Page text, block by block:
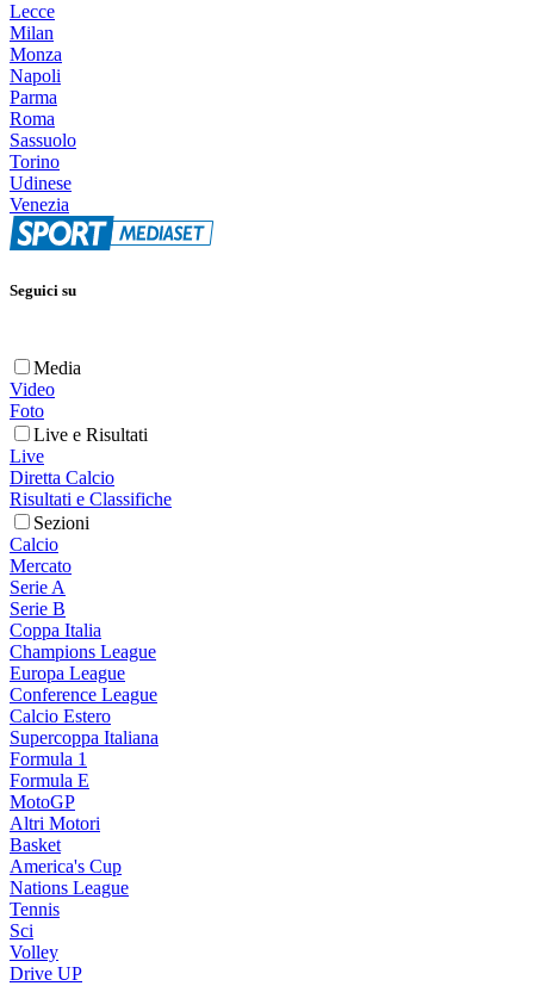
Lecce
Milan
Monza
Napoli
Parma
Roma
Sassuolo
Torino
Udinese
Venezia
Seguici su
Media
Video
Foto
Live e Risultati
Live
Diretta Calcio
Risultati e Classifiche
Sezioni
Calcio
Mercato
Serie A
Serie B
Coppa Italia
Champions League
Europa League
Conference League
Calcio Estero
Supercoppa Italiana
Formula 1
Formula E
MotoGP
Altri Motori
Basket
America's Cup
Nations League
Tennis
Sci
Volley
Drive UP